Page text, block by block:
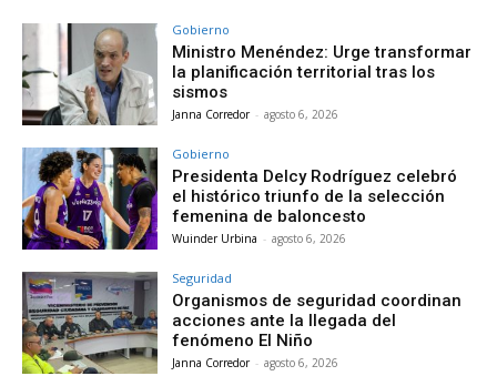
Gobierno
Ministro Menéndez: Urge transformar
la planificación territorial tras los
sismos
Janna Corredor - agosto 6, 2026
Gobierno
Presidenta Delcy Rodríguez celebró
el histórico triunfo de la selección
femenina de baloncesto
Wuinder Urbina - agosto 6, 2026
Seguridad
Organismos de seguridad coordinan
acciones ante la llegada del
fenómeno El Niño
Janna Corredor - agosto 6, 2026